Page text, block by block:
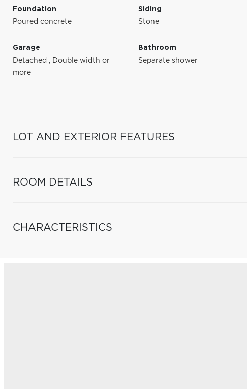
Foundation
Poured concrete
Siding
Stone
Garage
Detached , Double width or
more
Bathroom
Separate shower
LOT AND EXTERIOR FEATURES
ROOM DETAILS
CHARACTERISTICS